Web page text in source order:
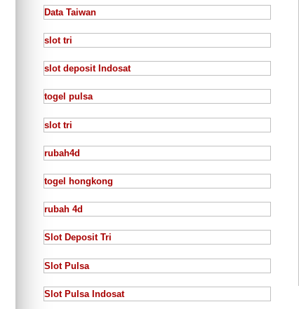
Data Taiwan
slot tri
slot deposit Indosat
togel pulsa
slot tri
rubah4d
togel hongkong
rubah 4d
Slot Deposit Tri
Slot Pulsa
Slot Pulsa Indosat